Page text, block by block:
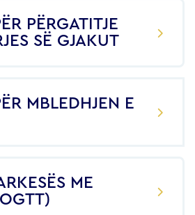
PËRGATITJE
SË GJAKUT
MBLEDHJEN E
ME